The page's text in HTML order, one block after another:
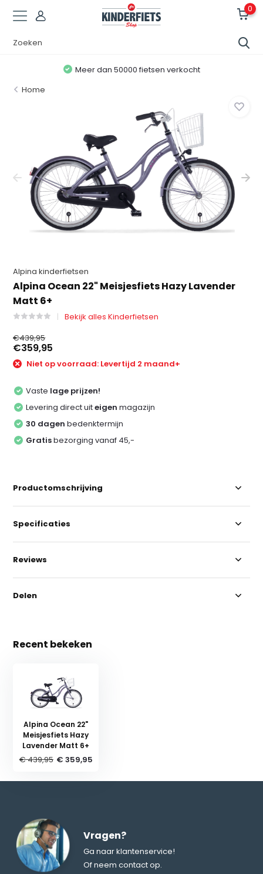
0
Meer dan 50000 fietsen verkocht
Home
Alpina kinderfietsen
Alpina Ocean 22" Meisjesfiets Hazy Lavender
Matt 6+
Bekijk alles Kinderfietsen
€439,95
€359,95
Niet op voorraad: Levertijd 2 maand+
Vaste lage prijzen!
Levering direct uiteigen magazijn
30 dagen bedenktermijn
Gratisbezorging vanaf 45,-
Productomschrijving
Specificaties
Reviews
Delen
Recent bekeken
Alpina Ocean 22"
Meisjesfiets Hazy
Lavender Matt 6+
€ 439,95 € 359,95
Vragen?
Ga naar klantenservice!
Of neem contact op.